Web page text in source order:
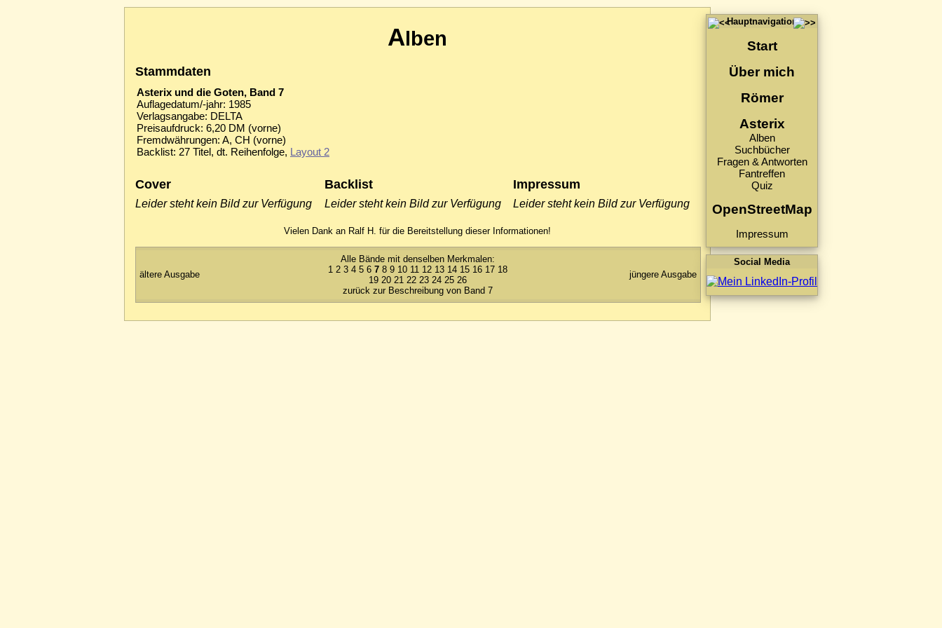
Hauptnavigation
Start
Über mich
Römer
Asterix
Alben
Suchbücher
Fragen & Antworten
Fantreffen
Quiz
OpenStreetMap
Impressum
Social Media
Alben
Stammdaten
Asterix und die Goten, Band 7
Auflagedatum/-jahr: 1985
Verlagsangabe: DELTA
Preisaufdruck: 6,20 DM (vorne)
Fremdwährungen: A, CH (vorne)
Backlist: 27 Titel, dt. Reihenfolge, Layout 2
Cover
Leider steht kein Bild zur Verfügung
Backlist
Leider steht kein Bild zur Verfügung
Impressum
Leider steht kein Bild zur Verfügung
Vielen Dank an Ralf H. für die Bereitstellung dieser Informationen!
ältere Ausgabe
Alle Bände mit denselben Merkmalen:
1 2 3 4 5 6 7 8 9 10 11 12 13 14 15 16 17 18
19 20 21 22 23 24 25 26
zurück zur Beschreibung von Band 7
jüngere Ausgabe